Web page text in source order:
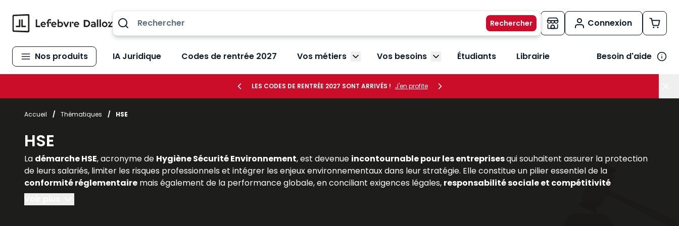
Connexion
Nos produits IA Juridique Codes de rentrée 2027 Vos métiers Afficher le sous-menu Vos métiers
Vos besoins Afficher le sous-menu Vos besoins
Étudiants Librairie Besoin d'aide
LES CODES DE RENTRÉE 2027 SONT ARRIVÉS ! J'en profite
Accueil / Thématiques / HSE
HSE
La démarche HSE, acronyme de Hygiène Sécurité Environnement, est devenue incontournable pour les entreprisesqui souhaitent assurer la protection
de leurs salariés, limiter les risques professionnels et intégrer les enjeux environnementaux dans leur stratégie. Elle constitue un pilier essentiel de la
conformité réglementaire mais également de la performance globale, en conciliant exigences légales, responsabilité sociale et compétitivité
économique
la portée du HSE est indispensable. Les